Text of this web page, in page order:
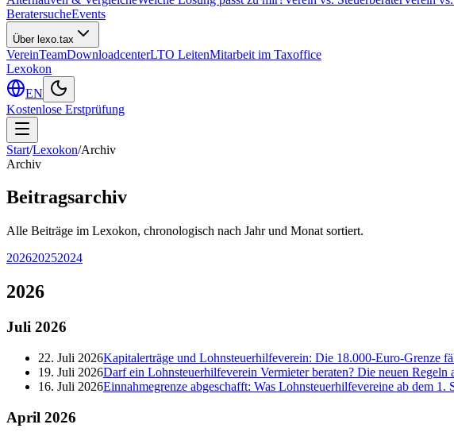
BeratersucheEvents
Über lexo.tax
VereinTeamDownloadcenterLTO LeitenMitarbeit im Taxoffice
Lexokon
EN
Kostenlose Erstprüfung
Start/Lexokon/Archiv
Archiv
Beitragsarchiv
Alle Beiträge im Lexokon, chronologisch nach Jahr und Monat sortiert.
202620252024
2026
Juli 2026
22. Juli 2026Kapitalerträge und Lohnsteuerhilfeverein: Die 18.000-Euro-Grenze
19. Juli 2026Darf ein Lohnsteuerhilfeverein Vermieter beraten? Die neuen Regeln
16. Juli 2026Einnahmegrenze abgeschafft: Was Lohnsteuerhilfevereine ab dem 1.
April 2026